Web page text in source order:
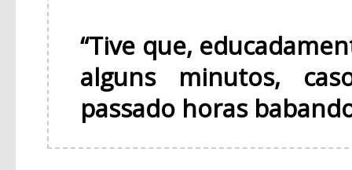
“Tive que,
alguns minutos,
passado horas